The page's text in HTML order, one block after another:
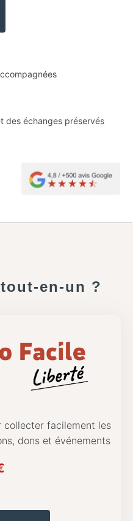
des échanges préservés
en-un ?
collecter facilement les
dons et événements